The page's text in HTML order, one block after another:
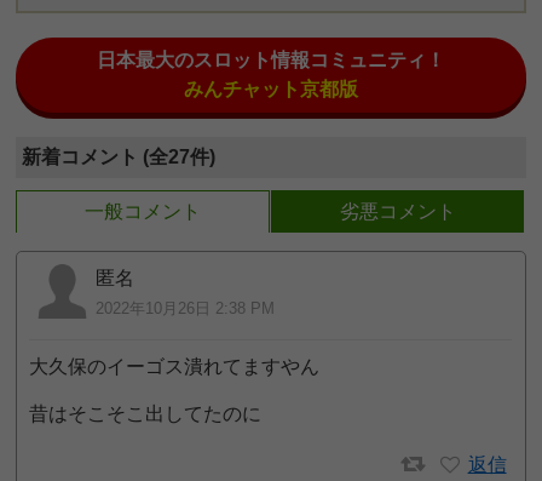
日本最大のスロット情報コミュニティ！
みんチャット京都版
新着コメント (全27件)
一般コメント 劣悪コメント
匿名
2022年10月26日 2:38 PM
大久保のイーゴス潰れてますやん
昔はそこそこ出してたのに
返信